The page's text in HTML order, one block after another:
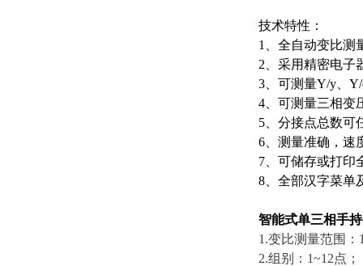
技术特性：
1、全自动变比测
2、采用精密电子
3、可测量Y/y、
4、可测量三相变
5、分接点总数可
6、测量准确，速
7、可储存或打印
8、全部汉字菜单
智能式单三相手
1.变比测量范围：
2.组别：1~12点；